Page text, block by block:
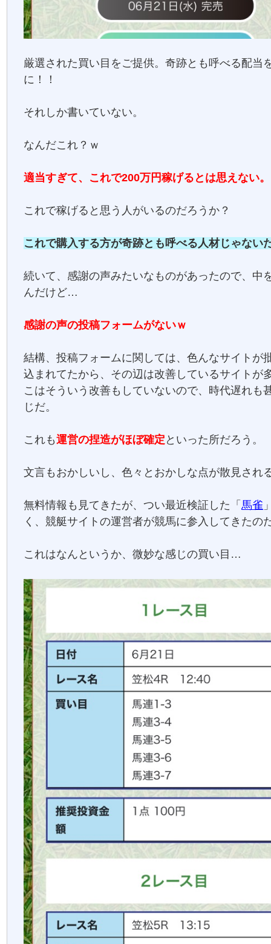
厳選された買い目をご提供。奇跡とも呼べる配当
に！！
それしか書いていない。
なんだこれ？ｗ
適当すぎて、これで200万円稼げるとは思えない。
これで稼げると思う人がいるのだろうか？
これで購入する方が奇跡とも呼べる人材じゃない
続いて、感謝の声みたいなものがあったので、中
んだけど…
感謝の声の投稿フォームがないｗ
結構、投稿フォームに関しては、色んなサイトが
込まれてたから、その辺は改善しているサイトが
こはそういう改善もしていないので、時代遅れも
じだ。
これも運営の捏造がほぼ確定 といった所だろう。
文言もおかしいし、色々とおかしな点が散見され
無料情報も見てきたが、つい最近検証した「 馬雀
く、競艇サイトの運営者が競馬に参入してきたの
これはなんというか、微妙な感じの買い目…